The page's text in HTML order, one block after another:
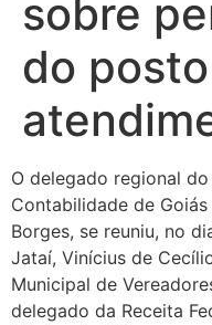
sobre
do
O delegado regional
Contabilidade de
Borges, se reuniu, no
Jataí, Vinícius de
Municipal de
delegado da Receita